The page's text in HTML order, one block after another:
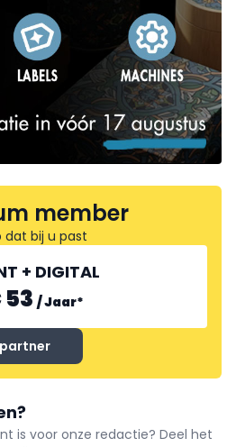
member
dat bij u past
+ DIGITAL
53 /Jaar*
is voor onze redactie? Deel het